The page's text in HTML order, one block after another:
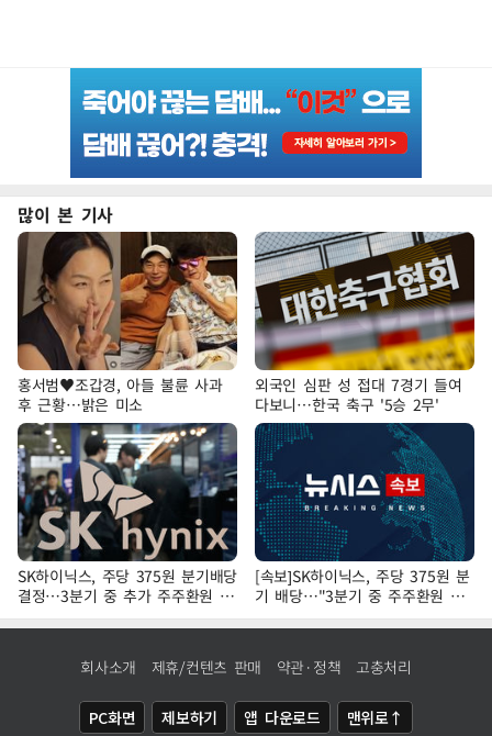
많이 본 기사
홍서범♥조갑경, 아들 불륜 사과
후 근황…밝은 미소
외국인 심판 성 접대 7경기 들여
다보니…한국 축구 '5승 2무'
SK하이닉스, 주당 375원 분기배당
결정…3분기 중 추가 주주환원 발
표
[속보]SK하이닉스, 주당 375원 분
기 배당…"3분기 중 주주환원 방
안 확정"
회사소개 제휴/컨텐츠 판매 약관·정책 고충처리
PC화면 제보하기 앱 다운로드 맨위로↑